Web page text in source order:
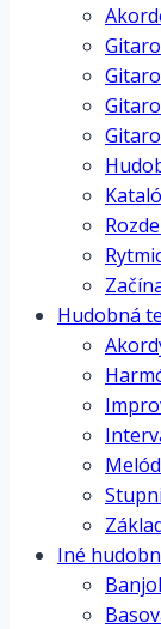
Hudobná
Iné